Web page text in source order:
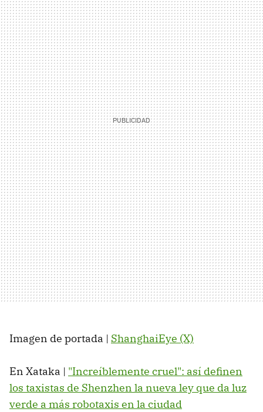
Imagen de portada | ShanghaiEye (X)
En Xataka | "Increíblemente cruel": así definen
los taxistas de Shenzhen la nueva ley que da luz
verde a más robotaxis en la ciudad